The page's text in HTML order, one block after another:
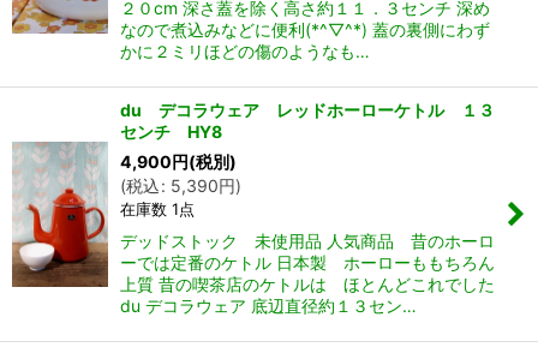
２０cm 深さ蓋を除く高さ約１１．３センチ 深め
なので煮込みなどに便利(*^▽^*) 蓋の裏側にわず
かに２ミリほどの傷のようなも…
du デコラウェア レッドホーローケトル １３
センチ HY8
4,900円(税別)
(税込: 5,390円)
在庫数 1点
デッドストック 未使用品 人気商品 昔のホーロ
ーでは定番のケトル 日本製 ホーローももちろん
上質 昔の喫茶店のケトルは ほとんどこれでした
du デコラウェア 底辺直径約１３セン…